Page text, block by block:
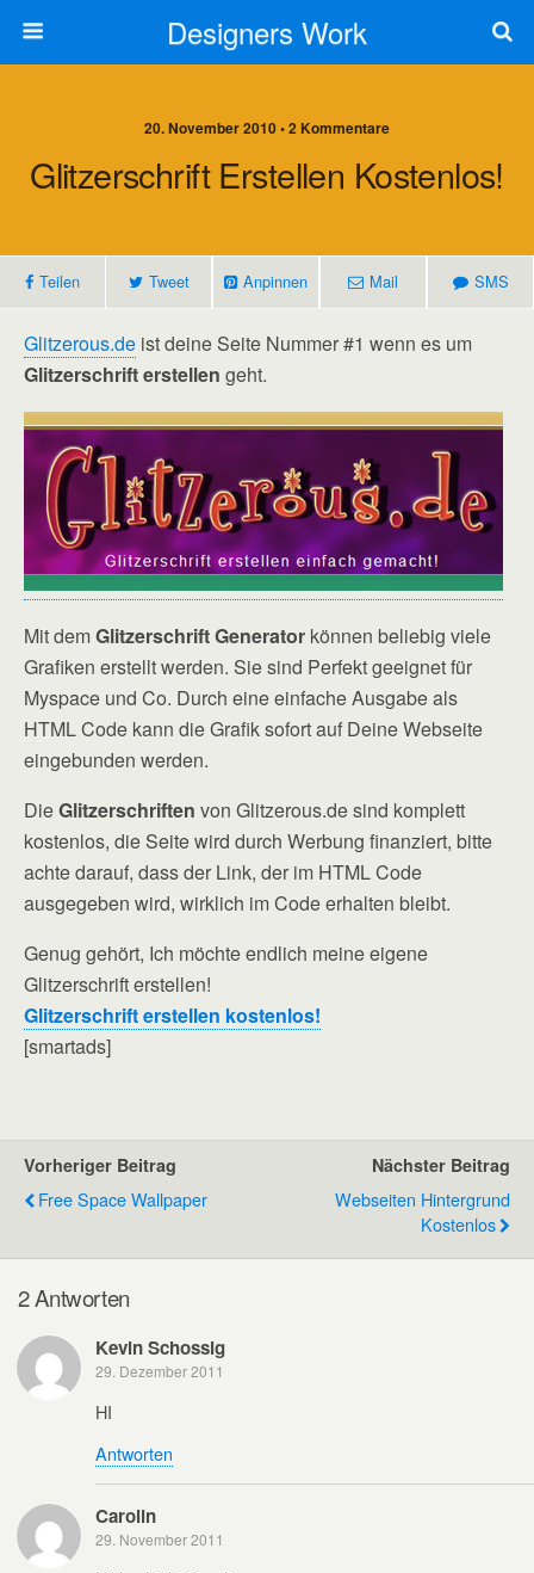
Designers Work
20. November 2010 • 2 Kommentare
Glitzerschrift Erstellen Kostenlos!
Teilen Tweet Anpinnen Mail SMS
Glitzerous.de ist deine Seite Nummer #1 wenn es um
Glitzerschrift erstellen geht.
Mit demGlitzerschrift Generator können beliebig viele
Grafiken erstellt werden. Sie sind Perfekt geeignet für
Myspace und Co. Durch eine einfache Ausgabe als
HTML Code kann die Grafik sofort auf Deine Webseite
eingebunden werden.
DieGlitzerschriften von Glitzerous.de sind komplett
kostenlos, die Seite wird durch Werbung finanziert, bitte
achte darauf, dass der Link, der im HTML Code
ausgegeben wird, wirklich im Code erhalten bleibt.
Genug gehört, Ich möchte endlich meine eigene
Glitzerschrift erstellen!
Glitzerschrift erstellen kostenlos!
[smartads]
Vorheriger Beitrag
Free Space Wallpaper
Nächster Beitrag
Webseiten Hintergrund
Kostenlos
2 Antworten
Kevin Schossig
29. Dezember 2011
HI
Antworten
Carolin
29. November 2011